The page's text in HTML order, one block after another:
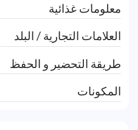
معلومات غذائية
العلامات التجارية / البلد
طريقة التحضير و الحفظ
المكونات